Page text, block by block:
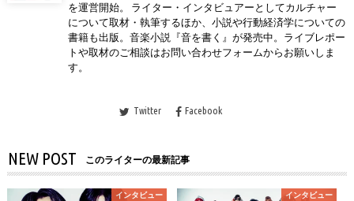
を運営開始。 ライター・インタビュアーとしてカルチャー
について取材・執筆するほか、小説や行動経済学についての
書籍も出版。音楽小説『音を書く』が発売中。ライブレポー
トや取材のご相談はお問い合わせフォームからお願いしま
す。
Twitter Facebook
NEW POST このライターの最新記事
インタビュー インタビュー